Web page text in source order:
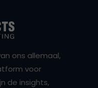
ons allemaal,
voor
de insights,